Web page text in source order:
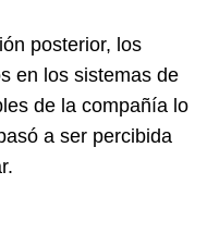
posterior, los
en los sistemas de
de la compañía lo
a ser percibida